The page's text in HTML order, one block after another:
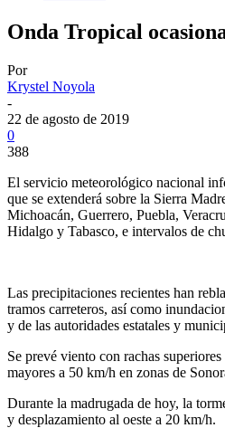
Onda Tropical
Por
Krystel Noyola
-
22 de agosto de 2019
0
388
El servicio meteorológico nacional
que se extenderá sobre la Sierra
Michoacán, Guerrero, Puebla,
Hidalgo y Tabasco, e intervalos de
Las precipitaciones recientes han
tramos carreteros, así como
y de las autoridades estatales y
Se prevé viento con rachas
mayores a 50 km/h en zonas de
Durante la madrugada de hoy, la
y desplazamiento al oeste a 20 km/h.